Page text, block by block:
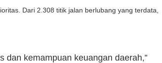
Dari 2.308 titik jalan berlubang yang terdata,
dan kemampuan keuangan daerah,”